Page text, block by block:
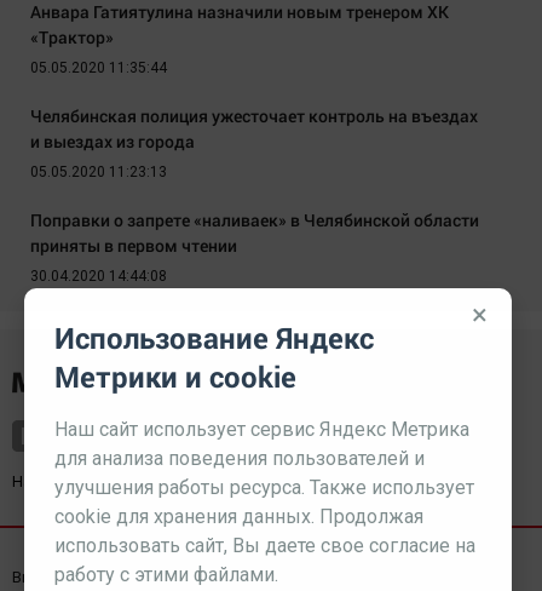
Анвара Гатиятулина назначили новым тренером ХК
«Трактор»
05.05.2020 11:35:44
Челябинская полиция ужесточает контроль на въездах
и выездах из города
05.05.2020 11:23:13
Поправки о запрете «наливаек» в Челябинской области
приняты в первом чтении
30.04.2020 14:44:08
Наш партнерkurorty-sochi.ru
Выходные данные СМИ Реклама
×
Использование Яндекс
Метрики и cookie
Наш сайт использует сервис Яндекс Метрика
для анализа поведения пользователей и
улучшения работы ресурса. Также использует
cookie для хранения данных. Продолжая
использовать сайт, Вы даете свое согласие на
работу с этими файлами.